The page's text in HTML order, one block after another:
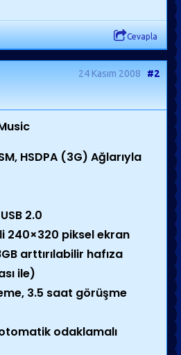
Cevapla
24 Kasım 2008 #2
HSDPA (3G) Ağlarıyla
2.0
240×320 piksel ekran
arttırılabilir hafıza
ile)
3.5 saat görüşme
odaklamalı